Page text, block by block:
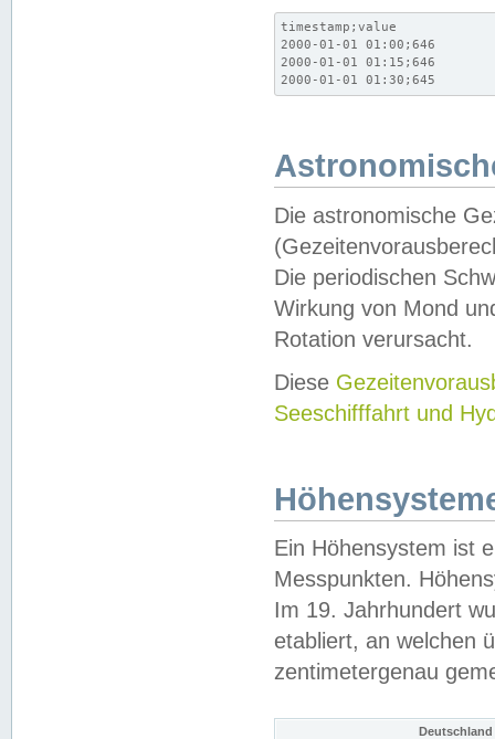
timestamp;value
2000-01-01 01:00;646
2000-01-01 01:15;646
2000-01-01 01:30;645
Die astronomische
Die periodischen
Wirkung von Mond
Rotation verursacht.
Diese
Seeschifffahrt und
Ein Höhensystem ist
Messpunkten.
Im 19. Jahrhundert
etabliert, an welchen
zentimetergenau